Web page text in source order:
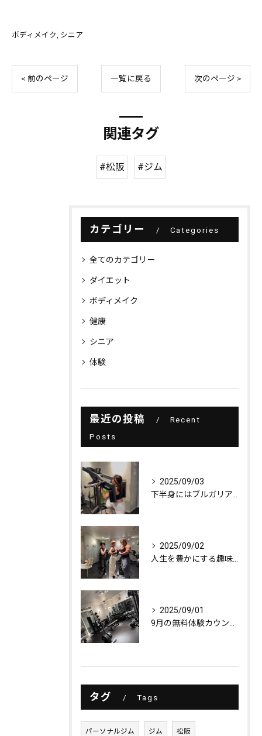
ボディメイク シニア
< 前のページ 一覧に戻る 次のページ >
関連タグ
#松阪 #ジム
カテゴリー Categories
全てのカテゴリー
ダイエット
ボディメイク
健康
シニア
体験
最近の投稿
Recent
Posts
2025/09/03
2025/09/02
2025/09/01
タグ Tags
パーソナルジム ジム 松阪